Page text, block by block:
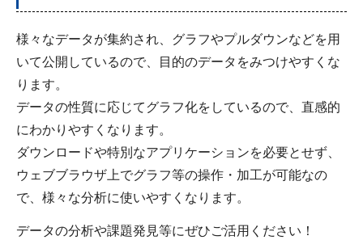
様々なデータが集約され、グラフやプルダウンなどを用
いて公開しているので、目的のデータをみつけやすくな
ります。
データの性質に応じてグラフ化をしているので、直感的
にわかりやすくなります。
ダウンロードや特別なアプリケーションを必要とせず、
ウェブブラウザ上でグラフ等の操作・加工が可能なの
で、様々な分析に使いやすくなります。
データの分析や課題発見等にぜひご活用ください！